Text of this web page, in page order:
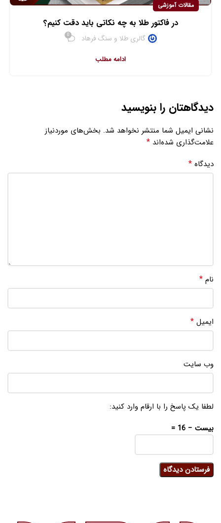
مقالات آموزشی
در فاکتور طلا به چه نکاتی باید دقت کنیم؟
گالری طلا و سنگ فرهاد 0
ادامه مطلب
دیدگاهتان را بنویسید
نشانی ایمیل شما منتشر نخواهد شد. بخش‌های موردنیاز
علامت‌گذاری شده‌اند *
دیدگاه *
نام *
ایمیل *
وب‌ سایت
لطفا یک پاسخ را با ارقام وارد کنید:
بیست − 16 =